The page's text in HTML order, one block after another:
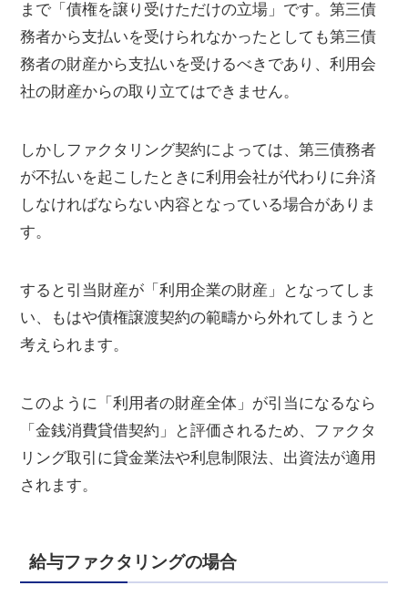
まで「債権を譲り受けただけの立場」です。第三債
務者から支払いを受けられなかったとしても第三債
務者の財産から支払いを受けるべきであり、利用会
社の財産からの取り立てはできません。
しかしファクタリング契約によっては、第三債務者
が不払いを起こしたときに利用会社が代わりに弁済
しなければならない内容となっている場合がありま
す。
すると引当財産が「利用企業の財産」となってしま
い、もはや債権譲渡契約の範疇から外れてしまうと
考えられます。
このように「利用者の財産全体」が引当になるなら
「金銭消費貸借契約」と評価されるため、ファクタ
リング取引に貸金業法や利息制限法、出資法が適用
されます。
給与ファクタリングの場合